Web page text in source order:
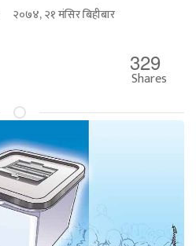
२०७४, २१ मंसिर बिहीबार
329
Shares